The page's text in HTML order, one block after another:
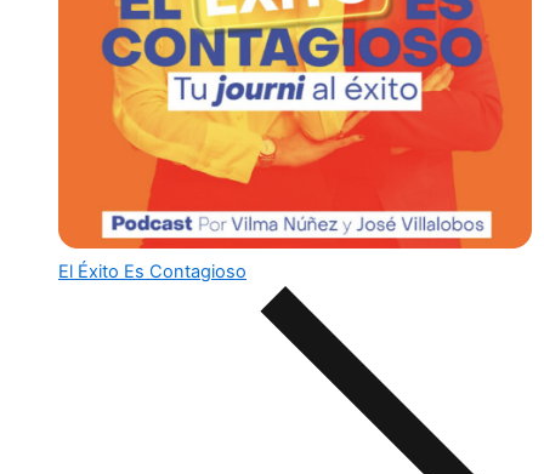
El Éxito Es Contagioso